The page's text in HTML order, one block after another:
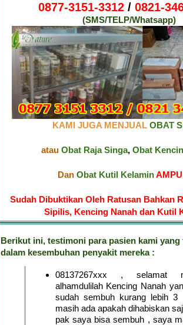
0877-3151-3312 /0821-
(SMS/TELP/Whatsapp)
KAMI JUGA MENJUAL OBAT
atau Obat Raja Singa, Obat
Dan Obat Kutil Kelamin
Sudah Dibuktikan Oleh Ratusan Bahkan
Sipilis, Kencing Nanah dan Kutil
Berikut ini, testimoni para pasien kami yang
dalam kesembuhan penyakit mereka :
08137267xxx , selamat
alhamdulilah Kencing Nanah
sudah sembuh kurang lebih 3
masih ada apakah dihabiskan
pak saya bisa sembuh , saya